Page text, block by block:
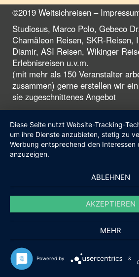
©2019 Weitsichreisen –
Studiosus, Marco Polo, Gebeco
Chamäleon Reisen, SKR-Reisen,
Diamir, ASI Reisen, Wikinger
Erlebnisreisen u.v.m.
(mit mehr als 150 Veranstalter
zusammen) gerne erstellen wir
sie zugeschnittenes Angebot
Diese Seite nutzt Website-Tracking-
um ihre Dienste anzubieten, stetig zu
Werbung entsprechend den Interessen
anzuzeigen.
ABLEHNEN
AKZEPTIEREN
MEHR
Powered by &